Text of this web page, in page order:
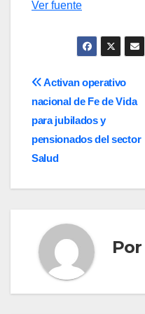
Ver fuente
Navegación
de
entradas
Activan operativo
nacional de Fe de Vida
para jubilados y
pensionados del sector
Salud
Por